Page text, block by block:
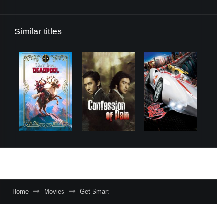
Similar titles
Home Movies Get Smart